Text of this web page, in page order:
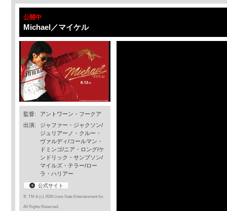
公開中
Michael／マイケル
監督:
アントワーン・フークア
出演:
ジャファー・ジャクソン/
ジュリアーノ・クルー・
ヴァルディ/コールマン・
ドミンゴ/ニア・ロング/ケ
ンドリック・サンプソン/
マイルズ・テラー/ロー
ラ・ハリアー
公式サイト
®, TM & (c) 2026 Lions Gate Entertainment Inc.
All Rights Reserved.